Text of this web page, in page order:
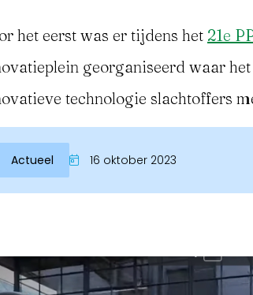
het eerst was er tijdens het 21e
georganiseerd waar
technologie slachtoffers
Actueel 16 oktober 2023